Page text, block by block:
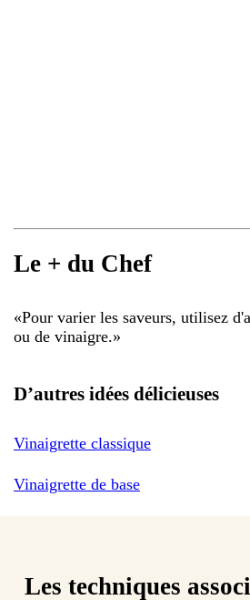
Le + du Chef
«Pour varier les saveurs, utilisez
ou de vinaigre.»
D’autres idées délicieuses
Vinaigrette classique
Vinaigrette de base
Les techniques